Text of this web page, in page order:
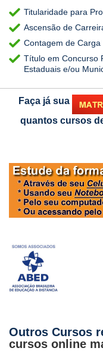
Titularidade para
Ascensão de
Contagem de
Título em Concurso
Estaduais e/ou
Faça já sua
quantos cursos
Outros Cursos
cursos online